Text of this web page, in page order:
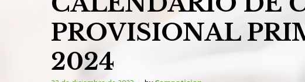
PROVISIONAL
2024